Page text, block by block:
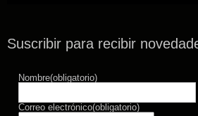
Suscribir para recibir
Nombre(obligatorio)
Correo electrónico(obligatorio)